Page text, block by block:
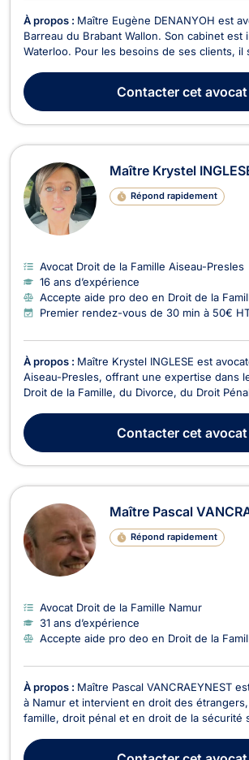
À propos : Maître Eugène DENANYOH est
Barreau du Brabant Wallon. Son cabinet est
Waterloo. Pour les besoins de ses clients, il
du Royaume. Maître Eugène DENANYOH
la faillite, pour les procédures sur aveu ou s...
Contactercet avocat
Maître Krystel
Répond rapidement
Avocat Droit de la Famille Aiseau-Presles
16 ans d’expérience
Accepte aide pro deo en Droit de la
Premier rendez-vous de 30 min à 50€
À propos : Maître Krystel INGLESE est
Aiseau-Presles, offrant une expertise dans
Droit de la Famille, du Divorce, du Droit
reconnue pour son sérieux et sa rigueur
des affaires juridiques. En Droit...
Contactercet avocat
Maître Pascal
Répond rapidement
Avocat Droit de la Famille Namur
31 ans d’expérience
Accepte aide pro deo en Droit de la
À propos : Maître Pascal VANCRAEYNEST
à Namur et intervient en droit des
famille, droit pénal et en droit de la sécurité
les demandes d'asile, de VISA, de